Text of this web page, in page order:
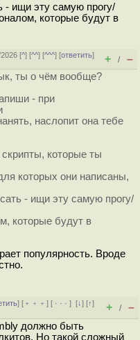
- ищи эту самую прогу/
которые будут в
[^] [^^] [^^^] [ответить]
+ / –
ты о чём вообще?
- при
наслопит она тебе
которые ты
которых они написаны,
- ищи эту самую прогу/
которые будут в
популярность. Вроде
] [ ﹢﹢﹢] [ · · ·][↓] [↑]
+ / –
должно быть
Но такой сложный